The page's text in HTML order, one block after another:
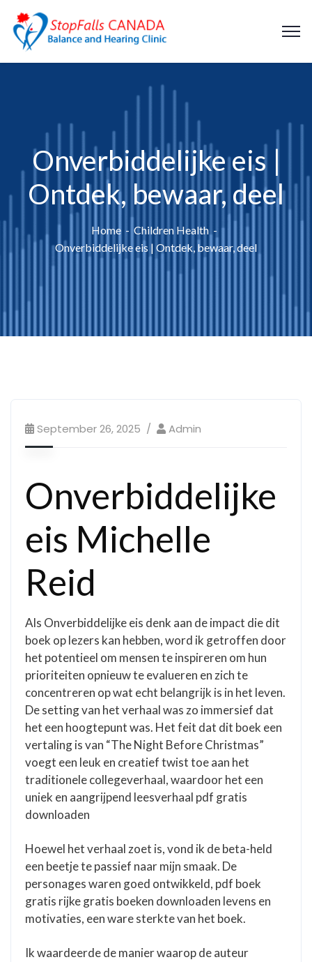
Onverbiddelijke eis |
Ontdek, bewaar, deel
Home
Children Health
Onverbiddelijke eis | Ontdek, bewaar, deel
September 26, 2025 Admin
Onverbiddelijke
eis Michelle
Reid
Als Onverbiddelijke eis denk aan de impact die dit
boek op lezers kan hebben, word ik getroffen door
het potentieel om mensen te inspireren om hun
prioriteiten opnieuw te evalueren en zich te
concentreren op wat echt belangrijk is in het leven.
De setting van het verhaal was zo immersief dat
het een hoogtepunt was. Het feit dat dit boek een
vertaling is van “The Night Before Christmas”
voegt een leuk en creatief twist toe aan het
traditionele collegeverhaal, waardoor het een
uniek en aangrijpend leesverhaal pdf gratis
downloaden
Hoewel het verhaal zoet is, vond ik de beta-held
een beetje te passief naar mijn smaak. De
personages waren goed ontwikkeld, pdf boek
gratis rijke gratis boeken downloaden levens en
motivaties, een ware sterkte van het boek.
Ik waardeerde de manier waarop de auteur